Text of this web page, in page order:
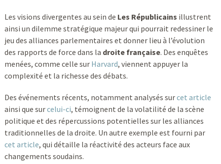
Les visions divergentes au sein de Les Républicains illustrent
ainsi un dilemme stratégique majeur qui pourrait redessiner le
jeu des alliances parlementaires et donner lieu à l’évolution
des rapports de force dans la droite française. Des enquêtes
menées, comme celle sur Harvard, viennent appuyer la
complexité et la richesse des débats.
Des événements récents, notamment analysés surcet article
ainsi que surcelui-ci, témoignent de la volatilité de la scène
politique et des répercussions potentielles sur les alliances
traditionnelles de la droite. Un autre exemple est fourni par
cet article, qui détaille la réactivité des acteurs face aux
changements soudains.